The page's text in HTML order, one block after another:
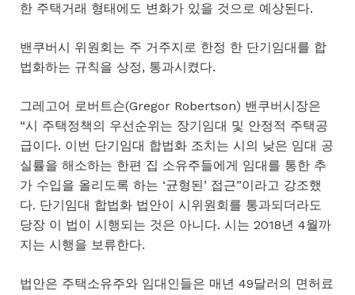
한 주택거래 형태에도 변화가 있을 것으로 예상된다.
밴쿠버시 위원회는 주 거주지로 한정 한 단기임대를 합
법화하는 규칙을 상정, 통과시켰다.
그레고어 로버트슨(Gregor Robertson) 밴쿠버시장은
“시 주택정책의 우선순위는 장기임대 및 안정적 주택공
급이다. 이번 단기임대 합법화 조치는 시의 낮은 임대 공
실률을 해소하는 한편 집 소유주들에게 임대를 통한 추
가 수입을 올리도록 하는 ‘균형된’ 접근”이라고 강조했
다. 단기임대 합법화 법안이 시위원회를 통과되더라도
당장 이 법이 시행되는 것은 아니다. 시는 2018년 4월까
지는 시행을 보류한다.
법안은 주택소유주와 임대인들은 매년 49달러의 면허료